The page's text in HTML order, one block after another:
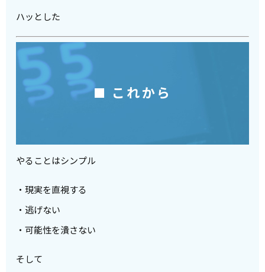
ハッとした
■ これから
やることはシンプル
・現実を直視する
・逃げない
・可能性を潰さない
そして